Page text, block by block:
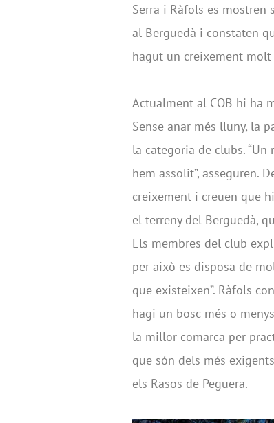
Serra i Ràfols es mostren
al Berguedà i constaten
hagut un creixement molt
Actualment al COB hi ha
Sense anar més lluny, la
la categoria de clubs.
hem assolit”, asseguren.
creixement i creuen que
el terreny del Berguedà,
Els membres del club
per això es disposa de
que existeixen”. Ràfols
hagi un bosc més o
la millor comarca per
que són dels més
els Rasos de Peguera.